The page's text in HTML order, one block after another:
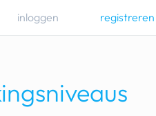
inloggen registreren